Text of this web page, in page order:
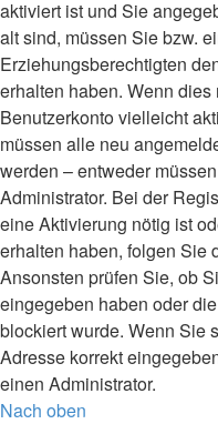
aktiviert ist und Sie
alt sind, müssen Sie bzw.
Erziehungsberechtigten
erhalten haben. Wenn
Benutzerkonto vielleicht
müssen alle neu
werden – entweder
Administrator. Bei der
eine Aktivierung nötig ist
erhalten haben, folgen Sie
Ansonsten prüfen Sie, ob
eingegeben haben oder
blockiert wurde. Wenn Sie
Adresse korrekt
einen Administrator.
Nach oben